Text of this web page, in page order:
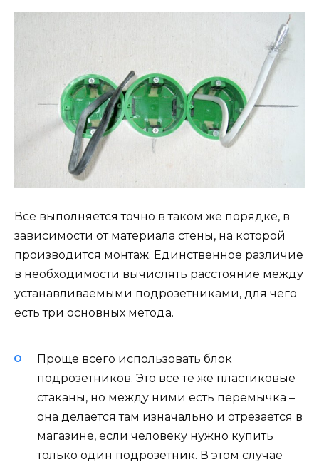
Все выполняется точно в таком же порядке, в
зависимости от материала стены, на которой
производится монтаж. Единственное различие
в необходимости вычислять расстояние между
устанавливаемыми подрозетниками, для чего
есть три основных метода.
Проще всего использовать блок
подрозетников. Это все те же пластиковые
стаканы, но между ними есть перемычка –
она делается там изначально и отрезается в
магазине, если человеку нужно купить
только один подрозетник. В этом случае